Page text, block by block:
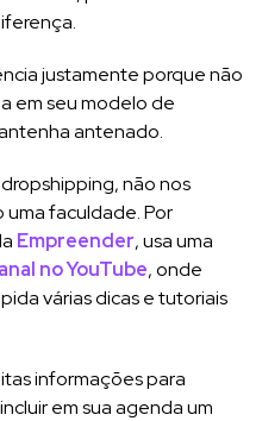
justamente porque não
em seu modelo de
antenado.
não nos
uma faculdade. Por
Empreender, usa uma
no YouTube, onde
várias dicas e tutoriais
informações para
em sua agenda um